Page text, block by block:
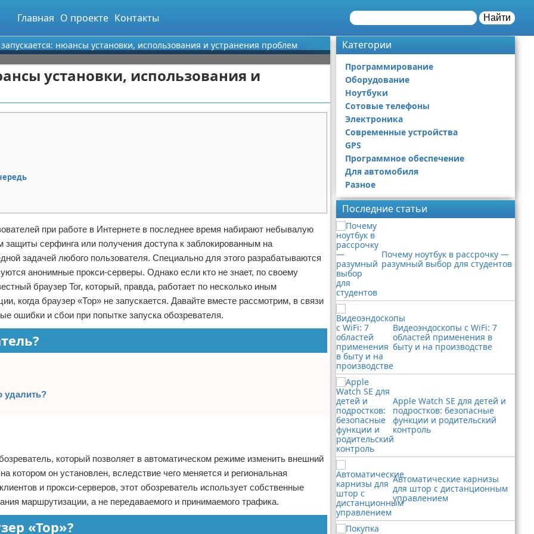
Главная О проекте Контакты Найти
нюансы установки, использования и устранения проблем
установки, использования и
при работе в Интернете в последнее время набирают небывалую
защиты серфинга или получения доступа к заблокированным на
задачей любого пользователя. Специально для этого разрабатываются
анонимные прокси-серверы. Однако если кто не знает, по своему
браузер Tor, который, правда, работает по несколько иным
когда браузер «Тор» не запускается. Давайте вместе рассмотрим, в связи
ошибки и сбои при попытке запуска обозревателя.
удалить?
который позволяет в автоматическом режиме изменить внешний
котором он установлен, вследствие чего меняется и региональная
и прокси-серверов, этот обозреватель использует собственные
маршрутизации, а не передаваемого и принимаемого трафика.
«Тор»?
Категории
Программирование
Оборудование
Ноутбуки
Сотовые телефоны
Электроника
Современные устройства
GPS
Программное обеспечение
Для автомобиля
Разное
Последние статьи
Почему ноутбук в рассрочку —
разумный выбор для студентов
Видеоэндоскопы с WiFi: 7
областей применения в
быту и на производстве
Apple Watch SE для детей и
подростков: безопасные
функции и родительский
контроль
Автоматические карнизы
для штор с дистанционным
управлением